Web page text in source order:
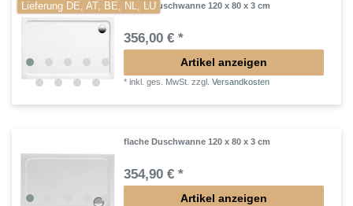
Lieferung DE, AT, BE, NL, LUflache Duschwanne 120 x 80 x 3 cm
356,00 € *
Artikel anzeigen
*inkl. ges. MwSt. zzgl.Versandkosten
flache Duschwanne 120 x 80 x 3 cm
354,90 € *
Artikel anzeigen